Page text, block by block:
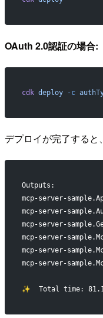
OAuth 2.0認証の場合:
cdk deploy -c
デプロイが完了すると
Outputs:
mcp-server-
mcp-server-
mcp-server-
mcp-server-
mcp-server-
mcp-server-
✨  Total time: